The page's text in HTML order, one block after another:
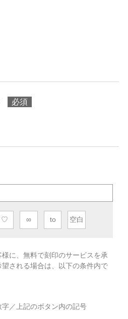
♡ ∞ to 空白
に、無料で刻印のサービスを承
望される場合は、以下の条件内で
／上記のボタン内の記号